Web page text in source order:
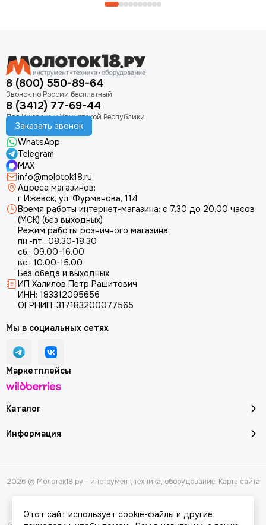
8 (800) 550-89-64
8 (3412) 77-69-44
Заказать звонок
WhatsApp
Telegram
MAX
info@molotok18.ru
Адреса магазинов:
г Ижевск, ул. Фурманова, 114
Время работы интернет-магазина: с 7.30 до 20.00 часов
(МСК) (без выходных)
Режим работы розничного магазина:
пн.-пт.: 08.30-18.30
сб.: 09.00-16.00
вс.: 10.00-15.00
Без обеда и выходных
ИП Халилов Петр Рашитович
ИНН: 183312095656
ОГРНИП: 317183200077565
Каталог
Информация
Мы в социальных сетях
Маркетплейсы
2026 © Молоток18.ру - инструмент, техника, оборудование. Карта сайта
Этот сайт использует cookie-файлы и другие